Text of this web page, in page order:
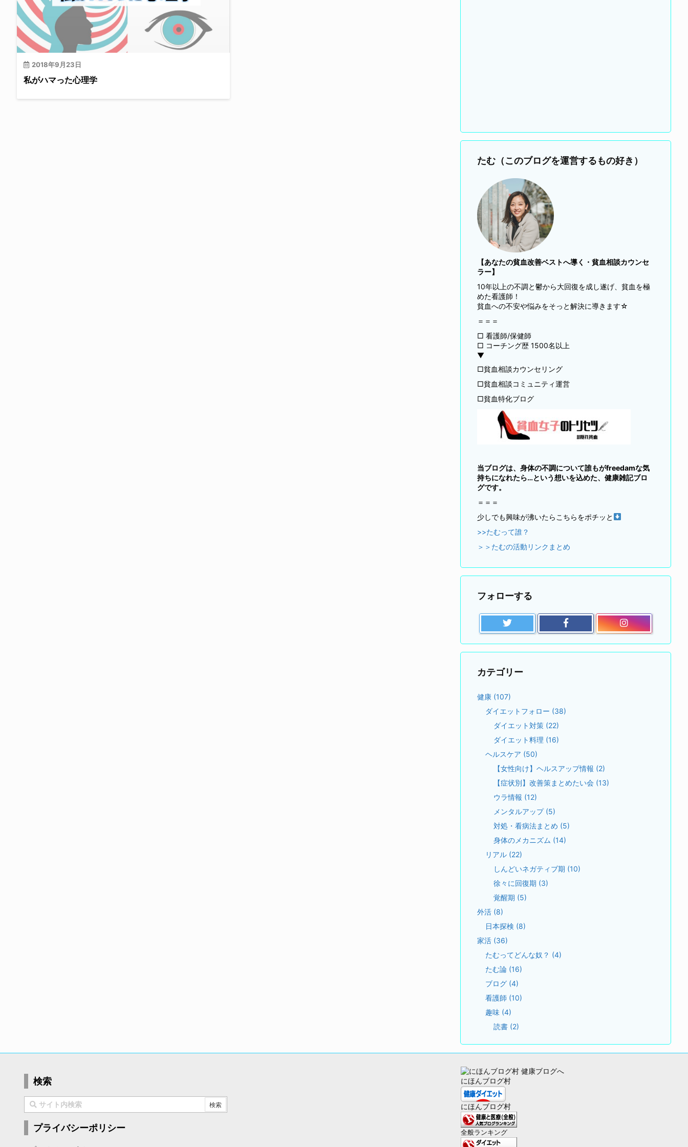
2018年9月23日
私がハマった心理学
たむ（このブログを運営するもの好き）
【あなたの貧血改善ベストへ導く・貧血相談カウンセ
ラー】
10年以上の不調と鬱から大回復を成し遂げ、貧血を極
めた看護師！
貧血への不安や悩みをそっと解決に導きます☆
＝＝＝
□ 看護師/保健師
□ コーチング歴 1500名以上
▼
□貧血相談カウンセリング
□貧血相談コミュニティ運営
□貧血特化ブログ
当ブログは、身体の不調について誰もがfreedamな気
持ちになれたら…という想いを込めた、健康雑記ブロ
グです。
＝＝＝
少しでも興味が沸いたらこちらをポチッと
>>たむって誰？
＞＞たむの活動リンクまとめ
フォローする
カテゴリー
健康 (107)
ダイエットフォロー (38)
ダイエット対策 (22)
ダイエット料理 (16)
ヘルスケア (50)
【女性向け】ヘルスアップ情報 (2)
【症状別】改善策まとめたい会 (13)
ウラ情報 (12)
メンタルアップ (5)
対処・看病法まとめ (5)
身体のメカニズム (14)
リアル (22)
しんどいネガティブ期 (10)
徐々に回復期 (3)
覚醒期 (5)
外活 (8)
日本探検 (8)
家活 (36)
たむってどんな奴？ (4)
たむ論 (16)
ブログ (4)
看護師 (10)
趣味 (4)
読書 (2)
検索
プライバシーポリシー
にほんブログ村
にほんブログ村
全般ランキング